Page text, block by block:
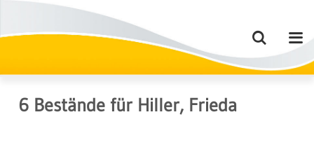
6 Bestände für Hiller, Frieda